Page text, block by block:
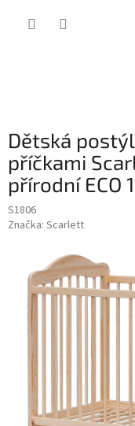
Dětská
příčkami
přírodní ECO
S1806
Značka: Scarlett